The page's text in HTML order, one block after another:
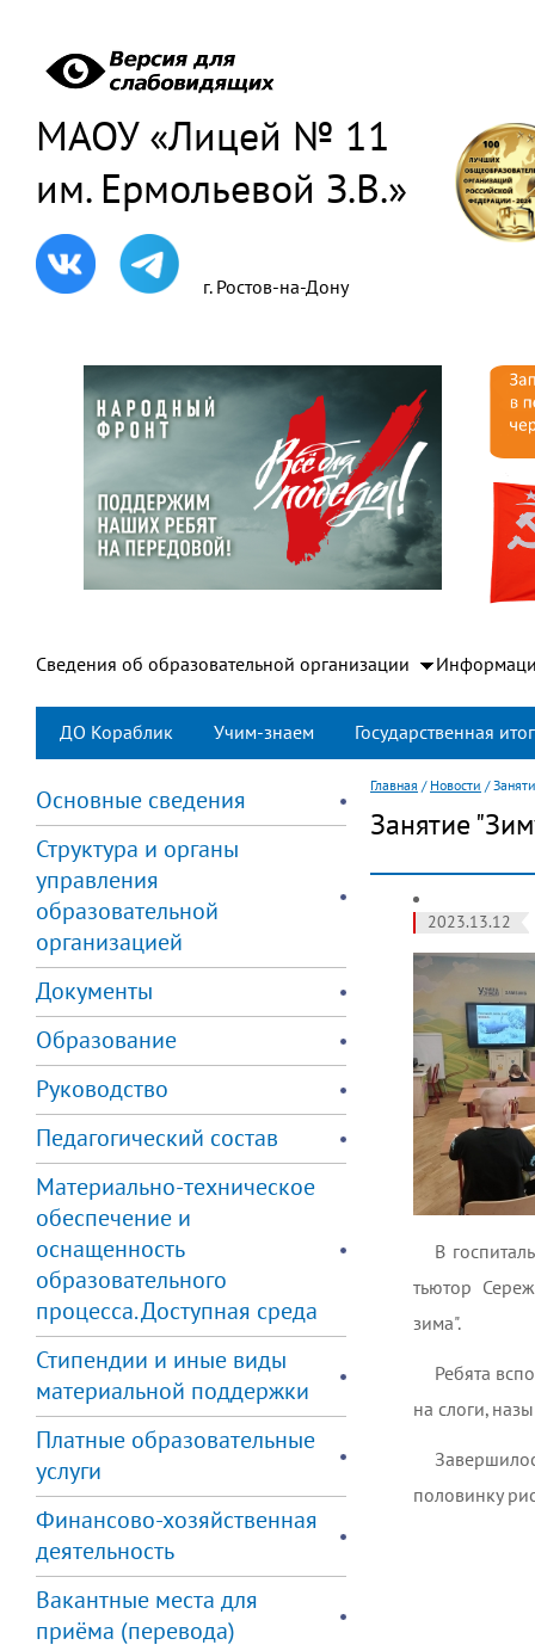
МАОУ «Лицей № 11
им. Ермольевой З.В.»
г. Ростов-на-Дону
Сведения об образовательной организации
ДО Кораблик Учим-знаем Государственная
Основные сведения
Структура и органы
управления
образовательной
организацией
Документы
Образование
Руководство
Педагогический состав
Материально-техническое
обеспечение и
оснащенность
образовательного
процесса. Доступная среда
Стипендии и иные виды
материальной поддержки
Платные образовательные
услуги
Финансово-хозяйственная
деятельность
Вакантные места для
приёма (перевода)
Главная / Новости /
Занятие
2023.13.12
В
тьютор
зима".
Ребята
на слоги,
половинку